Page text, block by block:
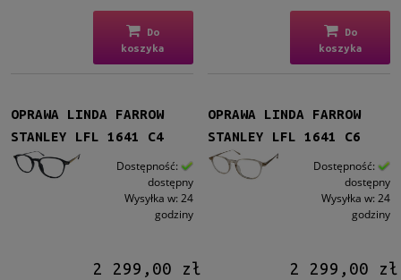
Do
koszyka
Do
koszyka
OPRAWA LINDA FARROW
STANLEY LFL 1641 C4
Dostępność:
dostępny
Wysyłka w: 24
godziny
2 299,00 zł
OPRAWA LINDA FARROW
STANLEY LFL 1641 C6
Dostępność:
dostępny
Wysyłka w: 24
godziny
2 299,00 zł